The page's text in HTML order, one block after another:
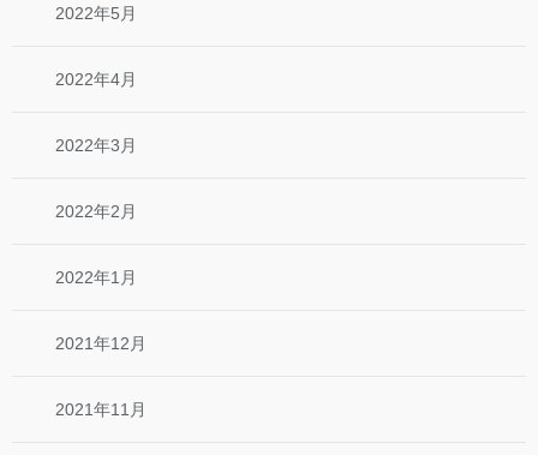
2022年5月
2022年4月
2022年3月
2022年2月
2022年1月
2021年12月
2021年11月